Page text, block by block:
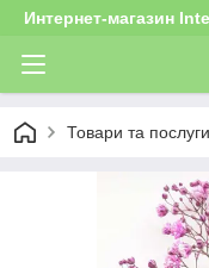
Интернет-магазин
Товари та послуги